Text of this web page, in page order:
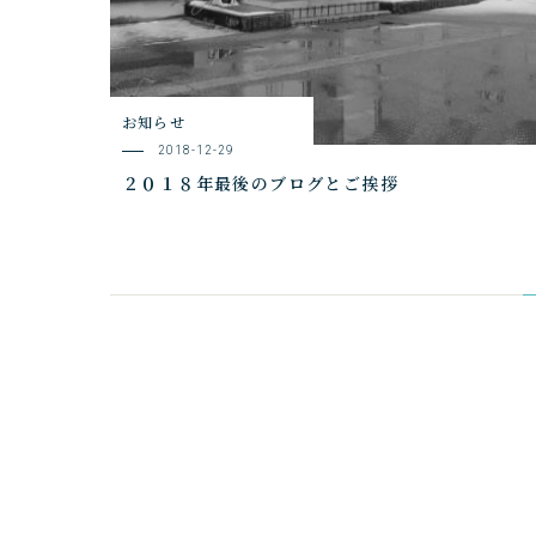
お知らせ
2018-12-29
２０１８年最後のブログとご挨拶